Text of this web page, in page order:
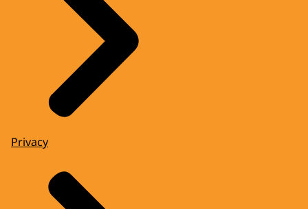
Privacy